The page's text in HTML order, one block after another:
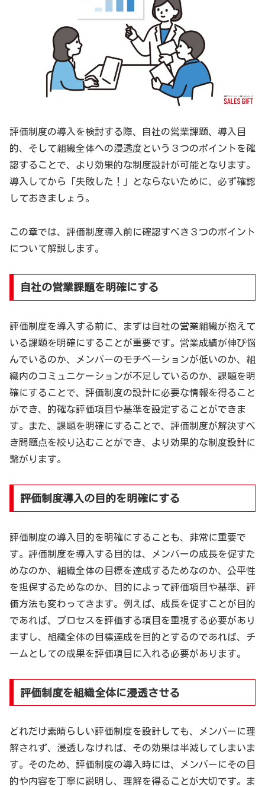
評価制度の導入を検討する際、自社の営業課題、導入目
的、そして組織全体への浸透度という３つのポイントを確
認することで、より効果的な制度設計が可能となります。
導入してから「失敗した！」とならないために、必ず確認
しておきましょう。
この章では、評価制度導入前に確認すべき３つのポイント
について解説します。
自社の営業課題を明確にする
評価制度を導入する前に、まずは自社の営業組織が抱えて
いる課題を明確にすることが重要です。営業成績が伸び悩
んでいるのか、メンバーのモチベーションが低いのか、組
織内のコミュニケーションが不足しているのか、課題を明
確にすることで、評価制度の設計に必要な情報を得ること
ができ、的確な評価項目や基準を設定することができま
す。また、課題を明確にすることで、評価制度が解決すべ
き問題点を絞り込むことができ、より効果的な制度設計に
繋がります。
評価制度導入の目的を明確にする
評価制度の導入目的を明確にすることも、非常に重要で
す。評価制度を導入する目的は、メンバーの成長を促すた
めなのか、組織全体の目標を達成するためなのか、公平性
を担保するためなのか、目的によって評価項目や基準、評
価方法も変わってきます。例えば、成長を促すことが目的
であれば、プロセスを評価する項目を重視する必要があり
ますし、組織全体の目標達成を目的とするのであれば、チ
ームとしての成果を評価項目に入れる必要があります。
評価制度を組織全体に浸透させる
どれだけ素晴らしい評価制度を設計しても、メンバーに理
解されず、浸透しなければ、その効果は半減してしまいま
す。そのため、評価制度の導入時には、メンバーにその目
的や内容を丁寧に説明し、理解を得ることが大切です。ま